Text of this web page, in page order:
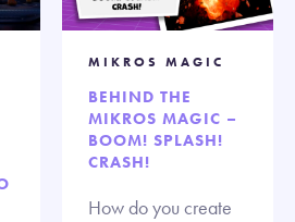
MIKROS MAGIC
BEHIND THE
MIKROS MAGIC –
BOOM! SPLASH!
CRASH!
How do you create